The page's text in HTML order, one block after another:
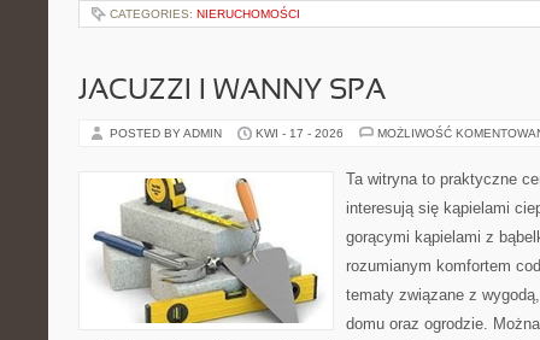
CATEGORIES: NIERUCHOMOŚCI
JACUZZI I WANNY SPA
POSTED BY ADMIN KWI - 17 - 2026 MOŻLIWOŚĆ
Ta witryna to praktyczne
interesują się kąpielami
gorącymi kąpielami z
rozumianym komfortem
tematy związane z
domu oraz ogrodzie.